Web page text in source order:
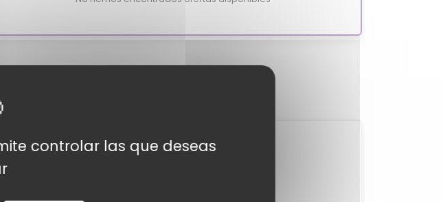
2
controlar las que deseas